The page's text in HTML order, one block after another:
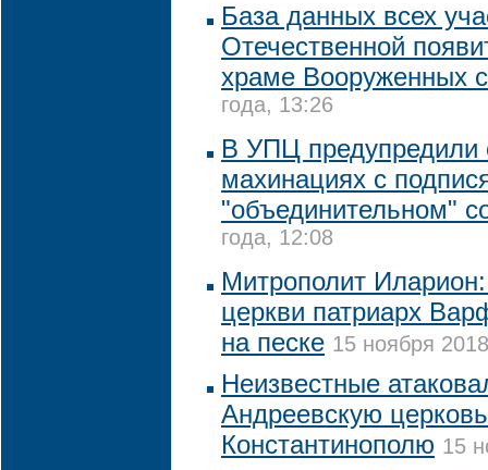
База данных всех
Отечественной
храме Вооруженных
года, 13:26
В УПЦ предупредили
махинациях с
"объединительном"
года, 12:08
Митрополит
церкви патриарх
на песке 15 ноября
Неизвестные
Андреевскую
Константинополю 15